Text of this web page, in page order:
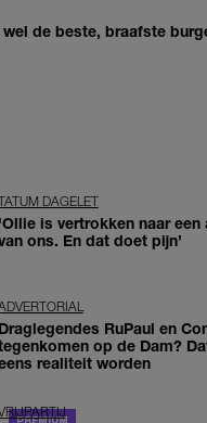
de beste, braafste
DAGELET
'Ollie is vertrokken naar een
ons. En dat doet pijn’
Draglegendes RuPaul en
op de Dam?
realiteit worden